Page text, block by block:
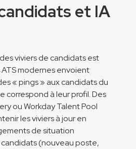
et IA
viviers de candidats est
ATS modernes envoient
« pings » aux candidats du
correspond à leur profil. Des
ou Workday Talent Pool
les viviers à jour en
de situation
(nouveau poste,